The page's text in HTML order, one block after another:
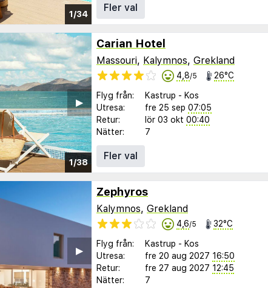
1/34
Fler val
1/38
▶︎
Carian Hotel
Massouri, Kalymnos, Grekland
4,8/5 26°C
Flyg från: Kastrup - Kos
Utresa:
fre 25 sep 07:05
Retur:
lör 03 okt 00:40
Nätter:
7
Fler val
▶︎
Zephyros
Kalymnos, Grekland
4,6/5 32°C
Flyg från: Kastrup - Kos
Utresa:
fre 20 aug 2027 16:50
Retur:
fre 27 aug 2027 12:45
Nätter:
7